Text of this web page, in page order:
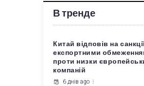
В тренде
Китай відповів на
експортними
проти низки
компаній
6 днів ago